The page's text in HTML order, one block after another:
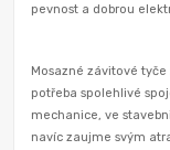
pevnost a dobrou
Mosazné závitové
potřeba spolehlivé
mechanice, ve
navíc zaujme svým